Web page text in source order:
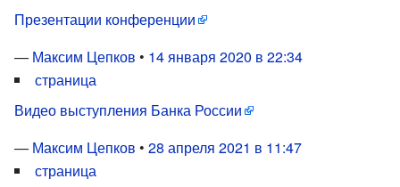
Презентации конференции
— Максим Цепков • 14 января 2020 в 22:34
страница
Видео выступления Банка России
— Максим Цепков • 28 апреля 2021 в 11:47
страница